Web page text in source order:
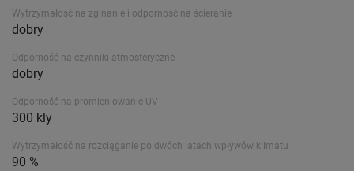
Wytrzymałość na zginanie i odporność na ścieranie
dobry
Odporność na czynniki atmosferyczne
dobry
Odporność na promieniowanie UV
300 kly
Wytrzymałość na rozciąganie po dwóch latach wpływów klimatu
90 %